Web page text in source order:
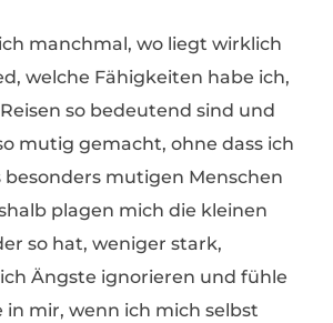
manchmal, wo liegt wirklich
welche Fähigkeiten habe ich,
so bedeutend sind und
mutig gemacht, ohne dass ich
besonders mutigen Menschen
plagen mich die kleinen
so hat, weniger stark,
Ängste ignorieren und fühle
in mir, wenn ich mich selbst